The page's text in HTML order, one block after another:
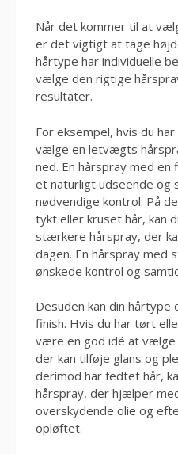
Når det kommer til at
er det vigtigt at tage
hårtype har individuelle
vælge den rigtige
resultater.
For eksempel, hvis du
vælge en letvægts
ned. En hårspray med en
et naturligt udseende og
nødvendige kontrol. På
tykt eller kruset hår, kan
stærkere hårspray, der
dagen. En hårspray med
ønskede kontrol og
Desuden kan din hårtype
finish. Hvis du har tørt
være en god idé at vælge
der kan tilføje glans og
derimod har fedtet hår,
hårspray, der hjælper
overskydende olie og
opløftet.